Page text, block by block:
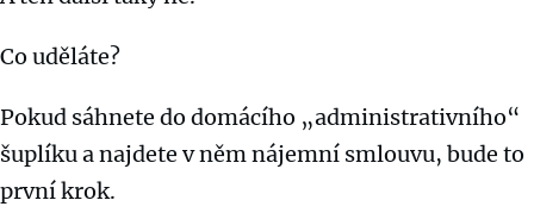
Co uděláte?
Pokud sáhnete do domácího „administrativního“
šuplíku a najdete v něm nájemní smlouvu, bude to
první krok.